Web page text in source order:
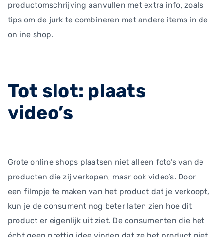
productomschrijving aanvullen met extra info, zoals
tips om de jurk te combineren met andere items in de
online shop.
Tot slot: plaats
video’s
Grote online shops plaatsen niet alleen foto’s van de
producten die zij verkopen, maar ook video’s. Door
een filmpje te maken van het product dat je verkoopt,
kun je de consument nog beter laten zien hoe dit
product er eigenlijk uit ziet. De consumenten die het